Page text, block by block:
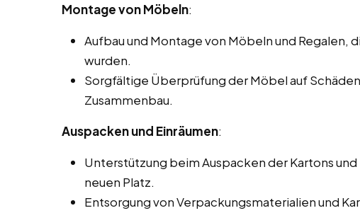
Montage von Möbeln:
Aufbau und Montage von Möbeln und Regalen,
wurden.
Sorgfältige Überprüfung der Möbel auf
Zusammenbau.
Auspacken und Einräumen:
Unterstützung beim Auspacken der Kartons
neuen Platz.
Entsorgung von Verpackungsmaterialien und